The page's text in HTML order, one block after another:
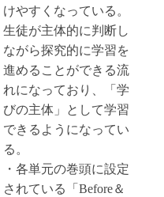
けやすくなっている。
生徒が主体的に判断し
ながら探究的に学習を
進めることができる流
れになっており、「学
びの主体」として学習
できるようになってい
る。
・各単元の巻頭に設定
されている「Before＆